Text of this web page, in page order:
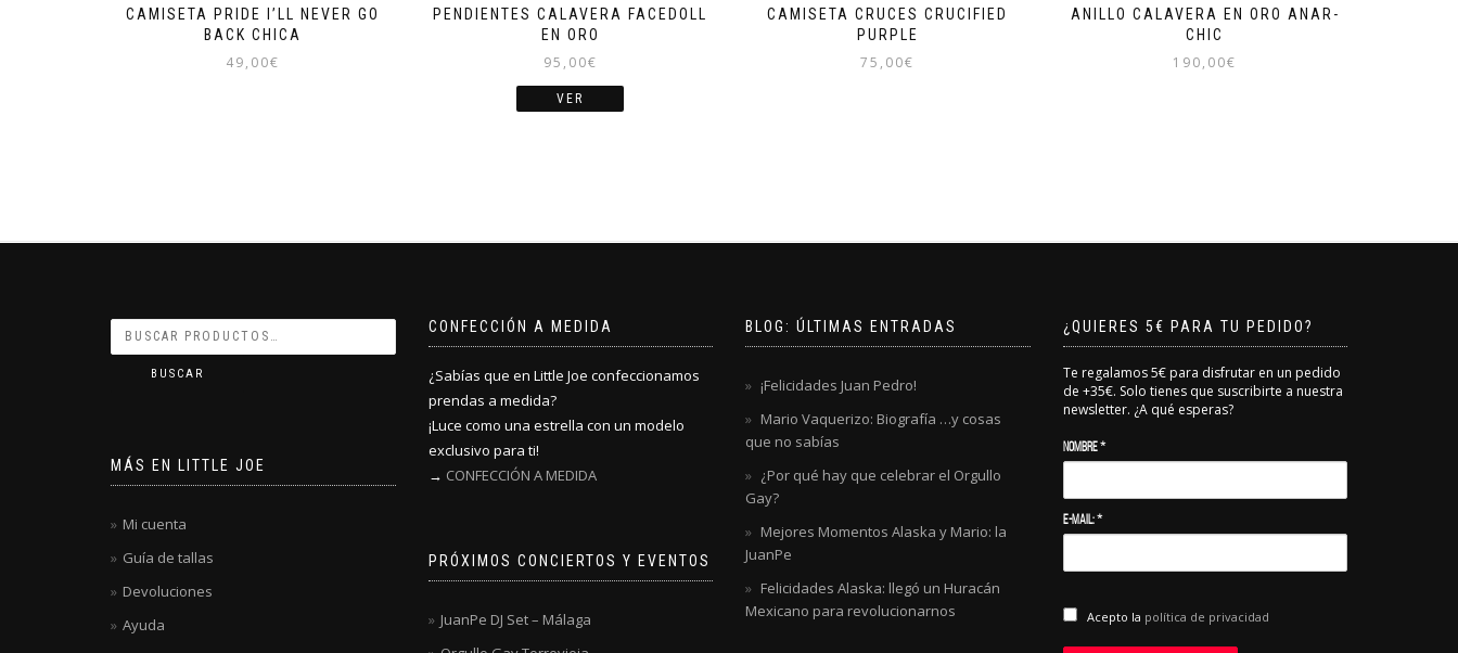
CAMISETA PRIDE I’LL NEVER GO
BACK CHICA
49,00€
PENDIENTES CALAVERA FACEDOLL
EN ORO
95,00€
VER
CAMISETA CRUCES CRUCIFIED
PURPLE
75,00€
ANILLO CALAVERA EN ORO ANAR-
CHIC
190,00€
BUSCAR
MÁS EN LITTLE JOE
Mi cuenta
Guía de tallas
Devoluciones
Ayuda
CONFECCIÓN A MEDIDA
¿Sabías que en Little Joe confeccionamos
prendas a medida?
¡Luce como una estrella con un modelo
exclusivo para ti!
→ CONFECCIÓN A MEDIDA
PRÓXIMOS CONCIERTOS Y EVENTOS
JuanPe DJ Set – Málaga
BLOG: ÚLTIMAS ENTRADAS
¡Felicidades Juan Pedro!
Mario Vaquerizo: Biografía …y cosas
que no sabías
¿Por qué hay que celebrar el Orgullo
Gay?
Mejores Momentos Alaska y Mario: la
JuanPe
Felicidades Alaska: llegó un Huracán
Mexicano para revolucionarnos
¿QUIERES 5€ PARA TU PEDIDO?
Te regalamos 5€ para disfrutar en un pedido
de +35€. Solo tienes que suscribirte a nuestra
newsletter. ¿A qué esperas?
Nombre *
E-mail: *
Acepto la política de privacidad